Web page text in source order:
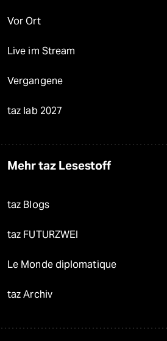
Vor Ort
Live im Stream
Vergangene
taz lab 2027
Mehr taz Lesestoff
taz Blogs
taz FUTURZWEI
Le Monde diplomatique
taz Archiv